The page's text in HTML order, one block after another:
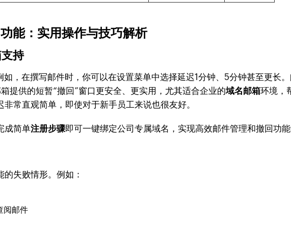
能：实用操作与技巧解析
支持
，在撰写邮件时，你可以在设置菜单中选择延迟1分钟、5分钟甚至更长
提供的短暂“撤回”窗口更安全、更实用，尤其适合企业的域名邮箱环境，
常直观简单，即使对于新手员工来说也很友好。
成简单注册步骤即可一键绑定公司专属域名，实现高效邮件管理和撤回功能
失败情形。例如：
阅邮件